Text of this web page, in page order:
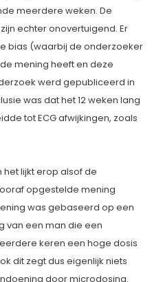
meerdere weken. De
echter onovertuigend. Er
bias (waarbij de onderzoeker
mening heeft en deze
werd gepubliceerd in
was dat het 12 weken lang
tot ECG afwijkingen, zoals
het lijkt erop alsof de
opgestelde mening
was gebaseerd op een
van een man die een
keren een hoge dosis
dit zegt dus eigenlijk niets
door microdosing.